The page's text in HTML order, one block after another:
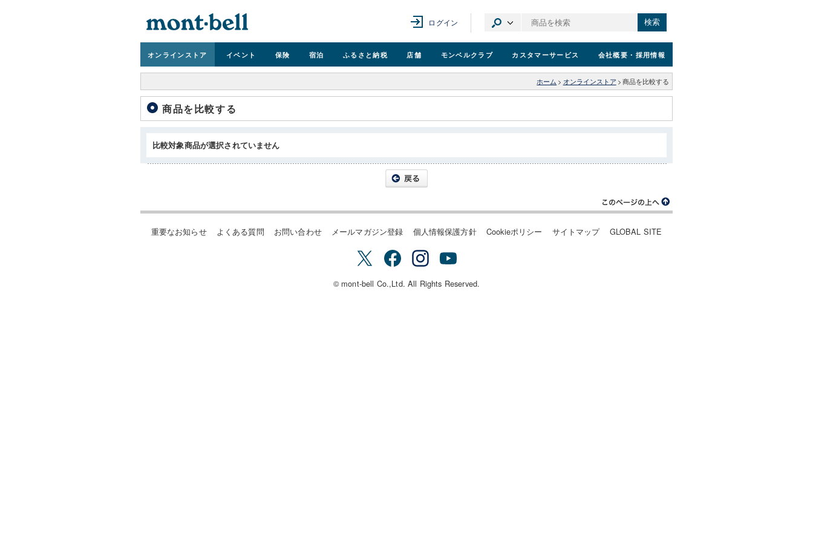
ログイン 検索
オンラインストア イベント 保険 宿泊 ふるさと納税 店舗 モンベルクラブ カスタマーサービス 会社概要 ・採用情報
ホーム > オンラインストア > 商品を比較する
商品を比較する
比較対象商品が選択されていません
重要なお知らせ よくある質問 お問い合わせ メールマガジン登録 個人情報保護方針 Cookieポリシー サイトマップ GLOBAL SITE
© mont-bell Co.,Ltd. All Rights Reserved.